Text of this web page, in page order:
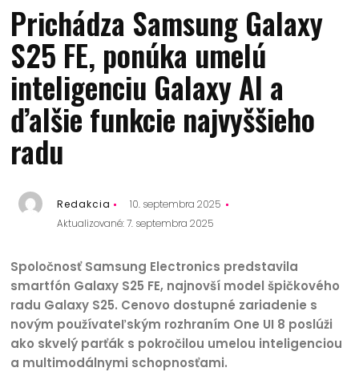
Prichádza Samsung Galaxy
S25 FE, ponúka umelú
inteligenciu Galaxy AI a
ďalšie funkcie najvyššieho
radu
Redakcia
10. septembra 2025
Aktualizované: 7. septembra 2025
Spoločnosť Samsung Electronics predstavila
smartfón Galaxy S25 FE, najnovší model špičkového
radu Galaxy S25. Cenovo dostupné zariadenie s
novým používateľským rozhraním One UI 8 poslúži
ako skvelý parťák s pokročilou umelou inteligenciou
a multimodálnymi schopnosťami.